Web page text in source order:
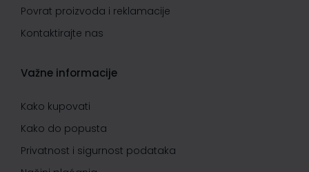
Povrat proizvoda i reklamacije
Kontaktirajte nas
Važne informacije
Kako kupovati
Kako do popusta
Privatnost i sigurnost podataka